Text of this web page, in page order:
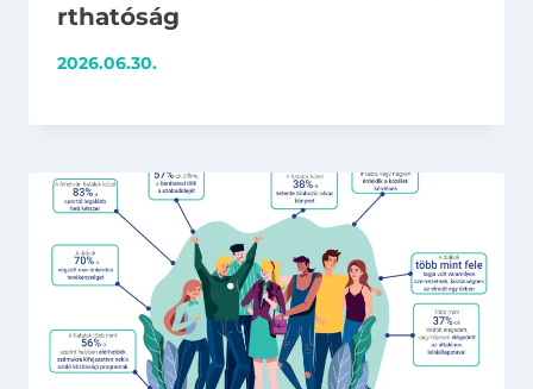
rthatóság
2026.06.30.